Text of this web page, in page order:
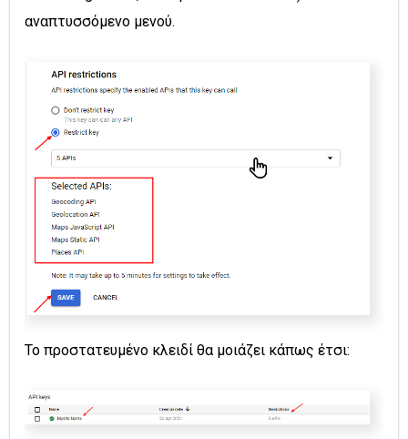
αναπτυσσόμενο μενού.
Το προστατευμένο κλειδί θα μοιάζει κάπως έτσι: